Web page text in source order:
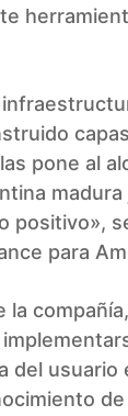
pone al
positivo»,
para
la
del usuario